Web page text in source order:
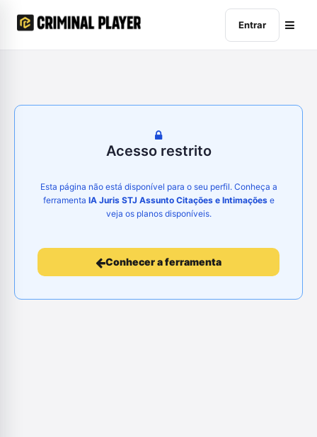
Entrar
Acesso restrito
Esta página não está disponível para o seu perfil. Conheça a
ferramenta IA Juris STJ Assunto Citações e Intimaçõese
veja os planos disponíveis.
Conhecer a ferramenta